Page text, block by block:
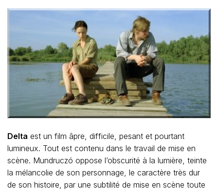
Delta est un film âpre, difficile, pesant et pourtant
lumineux. Tout est contenu dans le travail de mise en
scène. Mundruczó oppose l’obscurité à la lumière, teinte
la mélancolie de son personnage, le caractère très dur
de son histoire, par une subtilité de mise en scène toute